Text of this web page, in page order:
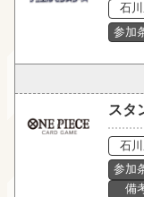
石
参加
スタ
石
参加
備